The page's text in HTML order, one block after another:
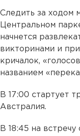
Следить за ходом
Центральном
начнется
викторинами и
кричалок,
названием
В 17:00 стартует
Австралия.
В 18:45 на